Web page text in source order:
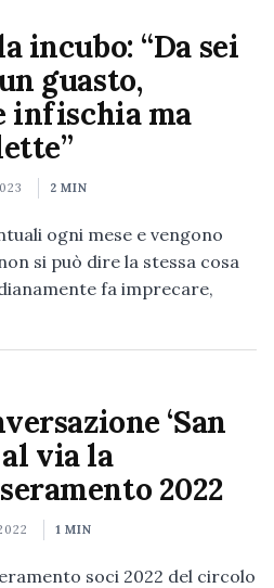
incubo: “Da sei
guasto,
infischia ma
2 MIN
ogni mese e vengono
si può dire la stessa cosa
fa imprecare,
‘San
al via la
2022
1 MIN
soci 2022 del circolo